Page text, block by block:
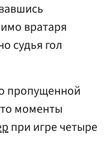
вратаря
судья гол
пропущенной
моменты
при игре четыре